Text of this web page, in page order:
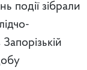
події зібрали